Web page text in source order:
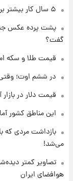
۵ سال کار بیشتر برای این گروه از متقاضیان بازنشستگی
پشت پرده عکس
گفت؟
قیمت طلا و سکه امروز جمعه ۱۶
در ششم اوت؛
قیمت دلار در بازار آزاد
این مناطق کشور
بازداشت مردی که
می‌شد!
تصاویر کمتر
هوافضای ایران